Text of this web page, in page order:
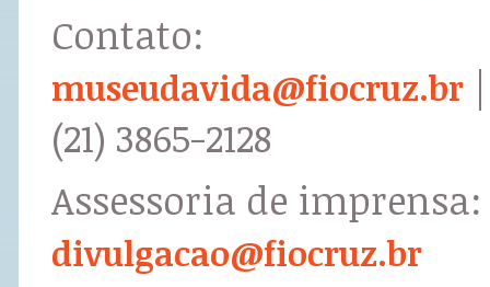
Contato:
museudavida@fiocruz.br |
(21) 3865-2128
Assessoria de imprensa:
divulgacao@fiocruz.br